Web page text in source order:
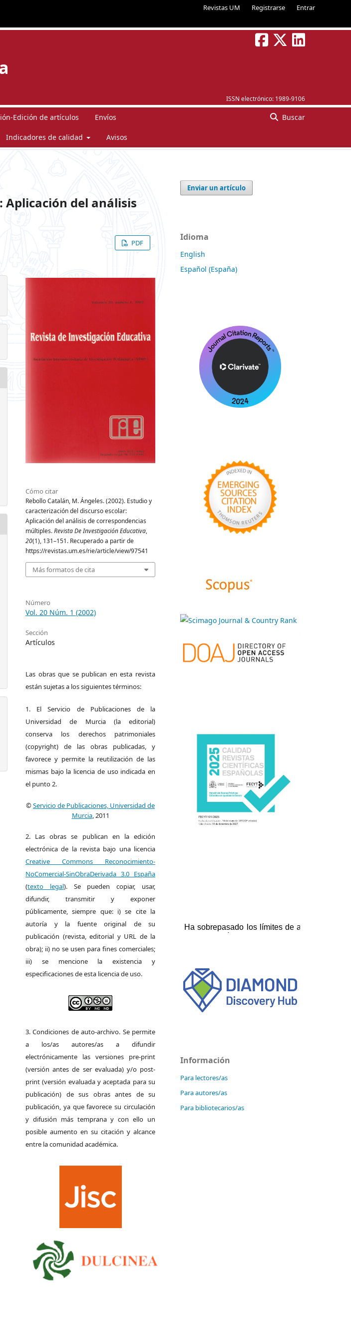
Revistas UM Registrarse Entrar
ISSN electrónico: 1989-9106
Edición de artículos Envíos
Indicadores de calidad Avisos
Buscar
Aplicación del análisis
PDF
Cómo citar
Rebollo Catalán, M. Ángeles. (2002). Estudio y
caracterización del discurso escolar:
Aplicación del análisis de correspondencias
múltiples.Revista De Investigación Educativa,
20(1), 131–151. Recuperado a partir de
https://revistas.um.es/rie/article/view/97541
Más formatos de cita
Número
Vol. 20 Núm. 1 (2002)
Sección
Artículos
Las obras que se publican en esta revista
están sujetas a los siguientes términos:
1. El Servicio de Publicaciones de la
Universidad de Murcia (la editorial)
conserva los derechos patrimoniales
(copyright) de las obras publicadas, y
favorece y permite la reutilización de las
mismas bajo la licencia de uso indicada en
el punto 2.
©Servicio de Publicaciones, Universidad de
Murcia, 2011
2. Las obras se publican en la edición
electrónica de la revista bajo una licencia
Creative Commons Reconocimiento-
NoComercial-SinObraDerivada 3.0 España
(texto legal). Se pueden copiar, usar,
difundir, transmitir y exponer
públicamente, siempre que: i) se cite la
autoría y la fuente original de su
publicación (revista, editorial y URL de la
obra); ii) no se usen para fines comerciales;
iii) se mencione la existencia y
especificaciones de esta licencia de uso.
3. Condiciones de auto-archivo. Se permite
a los/as autores/as a difundir
electrónicamente las versiones pre-print
(versión antes de ser evaluada) y/o post-
print (versión evaluada y aceptada para su
publicación) de sus obras antes de su
publicación, ya que favorece su circulación
y difusión más temprana y con ello un
posible aumento en su citación y alcance
entre la comunidad académica.
Enviar un artículo
Idioma
English
Español (España)
Información
Para lectores/as
Para autores/as
Para bibliotecarios/as